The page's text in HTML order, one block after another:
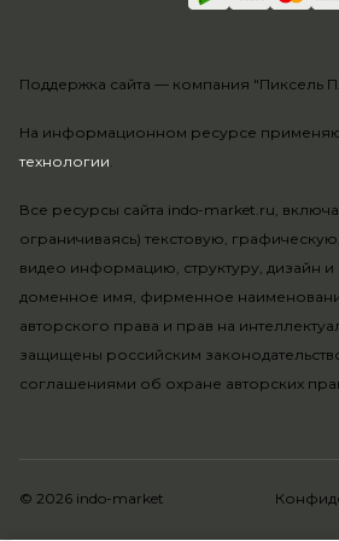
На информационном ресурсе
технологии.
Все ресурсы сайта indo-market.ru,
ограничиваясь) текстовую,
видео информацию, структуру, дизайн
доменное имя, фирменное
авторского права и прав на
защищены российским
соглашениями об охране авторских
Поддержка сайта — компания "Пиксель
© 2026 indo-market